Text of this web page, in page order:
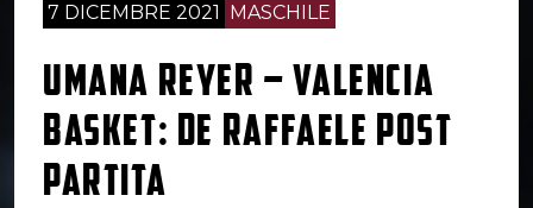
7 DICEMBRE 2021 MASCHILE
UMANA REYER – VALENCIA
BASKET: DE RAFFAELE POST
PARTITA